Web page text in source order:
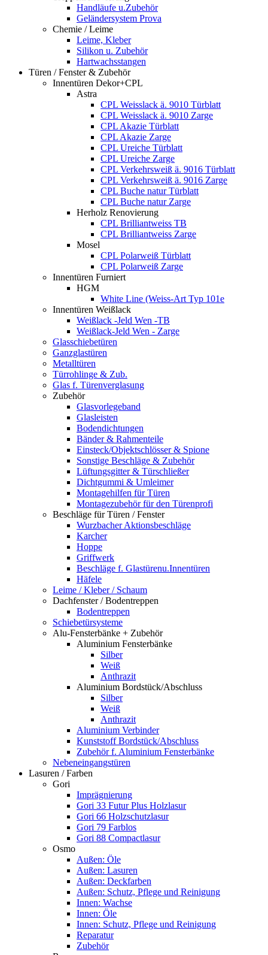
Handläufe u.Zubehör
Geländersystem Prova
Chemie / Leime
Leime, Kleber
Silikon u. Zubehör
Hartwachsstangen
Türen / Fenster & Zubehör
Innentüren Dekor+CPL
Astra
CPL Weisslack ä. 9010 Türblatt
CPL Weisslack ä. 9010 Zarge
CPL Akazie Türblatt
CPL Akazie Zarge
CPL Ureiche Türblatt
CPL Ureiche Zarge
CPL Verkehrsweiß ä. 9016 Türblatt
CPL Verkehrsweiß ä. 9016 Zarge
CPL Buche natur Türblatt
CPL Buche natur Zarge
Herholz Renovierung
CPL Brilliantweiss TB
CPL Brilliantweiss Zarge
Mosel
CPL Polarweiß Türblatt
CPL Polarweiß Zarge
Innentüren Furniert
HGM
White Line (Weiss-Art Typ 101e
Innentüren Weißlack
Weißlack -Jeld Wen -TB
Weißlack-Jeld Wen - Zarge
Glasschiebetüren
Ganzglastüren
Metalltüren
Türrohlinge & Zub.
Glas f. Türenverglasung
Zubehör
Glasvorlegeband
Glasleisten
Bodendichtungen
Bänder & Rahmenteile
Einsteck/Objektschlösser & Spione
Sonstige Beschläge & Zubehör
Lüftungsgitter & Türschließer
Dichtgummi & Umleimer
Montagehilfen für Türen
Montagezubehör für den Türenprofi
Beschläge für Türen / Fenster
Wurzbacher Aktionsbeschläge
Karcher
Hoppe
Griffwerk
Beschläge f. Glastürenu.Innentüren
Häfele
Leime / Kleber / Schaum
Dachfenster / Bodentreppen
Bodentreppen
Schiebetürsysteme
Alu-Fensterbänke + Zubehör
Aluminium Fensterbänke
Silber
Weiß
Anthrazit
Aluminium Bordstück/Abschluss
Silber
Weiß
Anthrazit
Aluminium Verbinder
Kunststoff Bordstück/Abschluss
Zubehör f. Aluminium Fensterbänke
Nebeneingangstüren
Lasuren / Farben
Gori
Imprägnierung
Gori 33 Futur Plus Holzlasur
Gori 66 Holzschutzlasur
Gori 79 Farblos
Gori 88 Compactlasur
Osmo
Außen: Öle
Außen: Lasuren
Außen: Deckfarben
Außen: Schutz, Pflege und Reinigung
Innen: Wachse
Innen: Öle
Innen: Schutz, Pflege und Reinigung
Reparatur
Zubehör